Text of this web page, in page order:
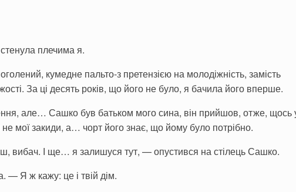
плечима я.
кумедне пальто-з претензією на молодіжність, замість
За ці десять років, що його не було, я бачила його вперше.
але… Сашко був батьком мого сина, він прийшов, отже, щось
не мої закиди, а… чорт його знає, що йому було потрібно.
І ще… я залишуся тут, — опустився на стілець Сашко.
— Я ж кажу: це і твій дім.